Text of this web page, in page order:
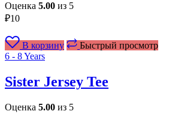
Оценка 5.00 из 5
₽10
В корзину
Быстрый просмотр
6 - 8 Years
Sister Jersey Tee
Оценка 5.00 из 5